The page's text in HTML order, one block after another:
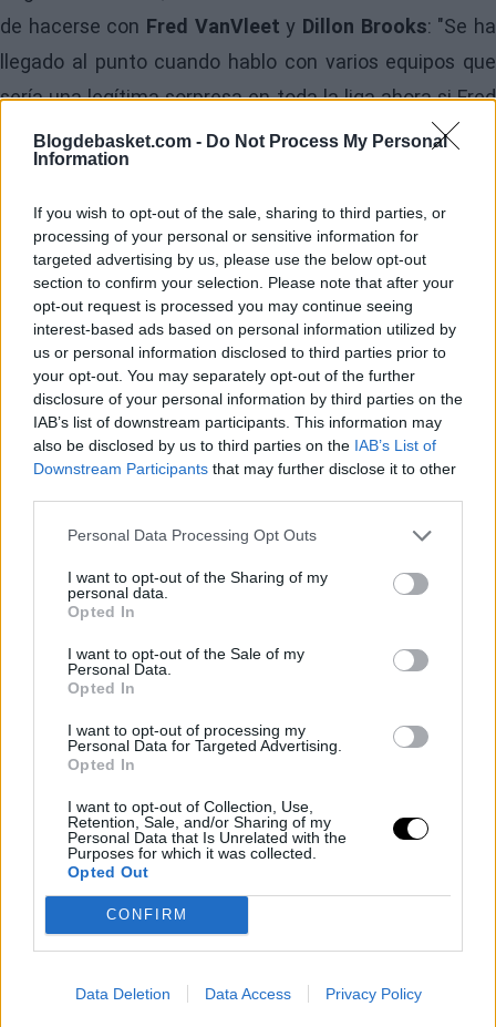
Blogdebasket.com - Do Not Process My Personal
Information
If you wish to opt-out of the sale, sharing to third parties, or
processing of your personal or sensitive information for
targeted advertising by us, please use the below opt-out
section to confirm your selection. Please note that after your
opt-out request is processed you may continue seeing
interest-based ads based on personal information utilized by
us or personal information disclosed to third parties prior to
your opt-out. You may separately opt-out of the further
disclosure of your personal information by third parties on the
IAB’s list of downstream participants. This information may
also be disclosed by us to third parties on the IAB’s List of
Downstream Participants that may further disclose it to other
Personal Data Processing Opt Outs
I want to opt-out of the Sharing of my
personal data.
Opted In
I want to opt-out of the Sale of my
Personal Data.
Opted In
I want to opt-out of processing my
Personal Data for Targeted Advertising.
Opted In
I want to opt-out of Collection, Use,
Retention, Sale, and/or Sharing of my
Personal Data that Is Unrelated with the
Purposes for which it was collected.
Opted Out
CONFIRM
Data Deletion Data Access Privacy Policy
de hacerse con Fred VanVleet y Dillon Brooks: "Se ha
llegado al punto cuando hablo con varios equipos que
sería una legítima sorpresa en toda la liga ahora si Fred
VanVleet y Dillon Brooks no llegan a acuerdos verbales
para unirse a los Houston Rockets el viernes por la
noche. Se espera que VanVleet reciba una oferta de dos
años de Houston por un valor máximo previsto de 83,6
millones de dólares. Brooks ha sido considerado durante
días como un agente libre aún más probable para unirse
a los Rockets, también en un acuerdo de dos años en el
rango de 14 a $16 millones anuales."